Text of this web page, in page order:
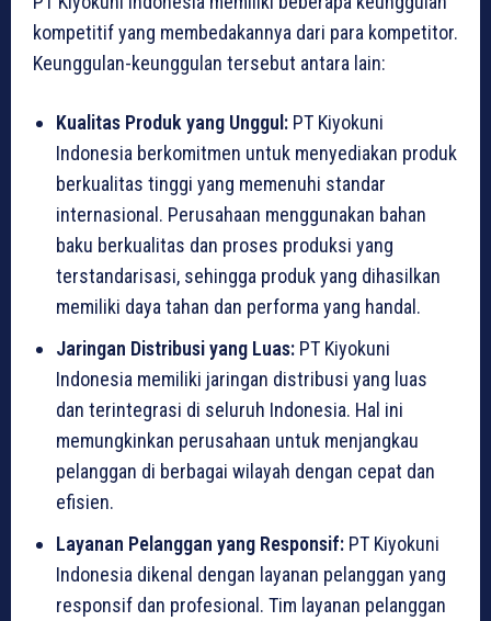
kompetitif yang membedakannya dari para kompetitor.
Keunggulan-keunggulan tersebut antara lain:
Kualitas Produk yang Unggul: PT Kiyokuni
Indonesia berkomitmen untuk menyediakan produk
berkualitas tinggi yang memenuhi standar
internasional. Perusahaan menggunakan bahan
baku berkualitas dan proses produksi yang
terstandarisasi, sehingga produk yang dihasilkan
memiliki daya tahan dan performa yang handal.
Jaringan Distribusi yang Luas: PT Kiyokuni
Indonesia memiliki jaringan distribusi yang luas
dan terintegrasi di seluruh Indonesia. Hal ini
memungkinkan perusahaan untuk menjangkau
pelanggan di berbagai wilayah dengan cepat dan
efisien.
Layanan Pelanggan yang Responsif: PT Kiyokuni
Indonesia dikenal dengan layanan pelanggan yang
responsif dan profesional. Tim layanan pelanggan